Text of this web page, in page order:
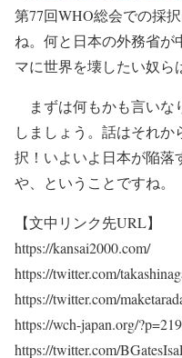
第77回WHO総会での採
ね。何と日本の外務省が
マに世界を壊したい奴ら
まずは何もかも言いな
しましょう。話はそれ
択！いよいよ日本が陥落
や、ということですね。
【文中リンク先URL】
https://kansai2000.com/
https://twitter.com/
https://twitter.com/
https://wch-japan.org/
https://twitter.com/